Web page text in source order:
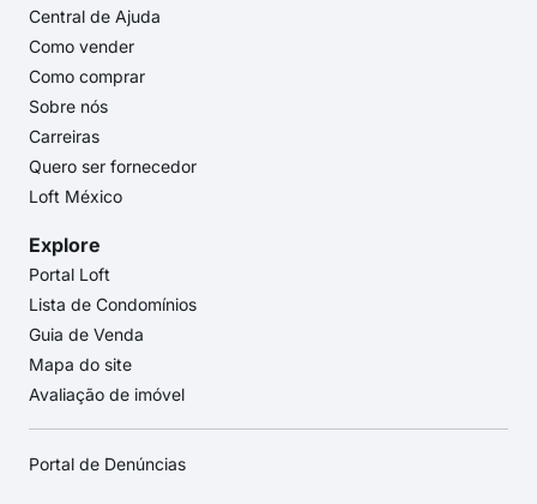
Central de Ajuda
Como vender
Como comprar
Sobre nós
Carreiras
Quero ser fornecedor
Loft México
Explore
Portal Loft
Lista de Condomínios
Guia de Venda
Mapa do site
Avaliação de imóvel
Portal de Denúncias